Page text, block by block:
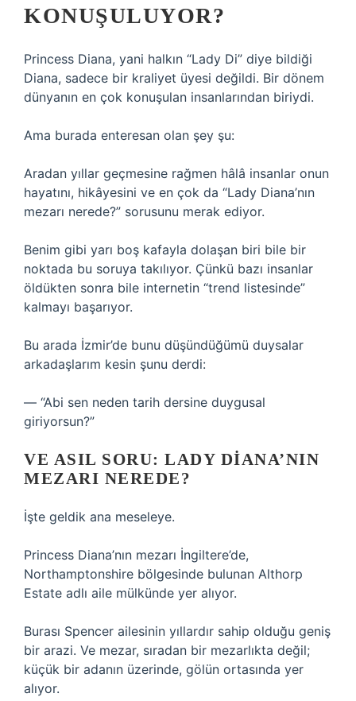
KONUŞULUYOR?
Princess Diana, yani halkın “Lady Di” diye bildiği
Diana, sadece bir kraliyet üyesi değildi. Bir dönem
dünyanın en çok konuşulan insanlarından biriydi.
Ama burada enteresan olan şey şu:
Aradan yıllar geçmesine rağmen hâlâ insanlar onun
hayatını, hikâyesini ve en çok da “Lady Diana’nın
mezarı nerede?” sorusunu merak ediyor.
Benim gibi yarı boş kafayla dolaşan biri bile bir
noktada bu soruya takılıyor. Çünkü bazı insanlar
öldükten sonra bile internetin “trend listesinde”
kalmayı başarıyor.
Bu arada İzmir’de bunu düşündüğümü duysalar
arkadaşlarım kesin şunu derdi:
— “Abi sen neden tarih dersine duygusal
giriyorsun?”
VE ASIL SORU: LADY DIANA’NIN
MEZARI NEREDE?
İşte geldik ana meseleye.
Princess Diana’nın mezarı İngiltere’de,
Northamptonshire bölgesinde bulunan Althorp
Estate adlı aile mülkünde yer alıyor.
Burası Spencer ailesinin yıllardır sahip olduğu geniş
bir arazi. Ve mezar, sıradan bir mezarlıkta değil;
küçük bir adanın üzerinde, gölün ortasında yer
alıyor.